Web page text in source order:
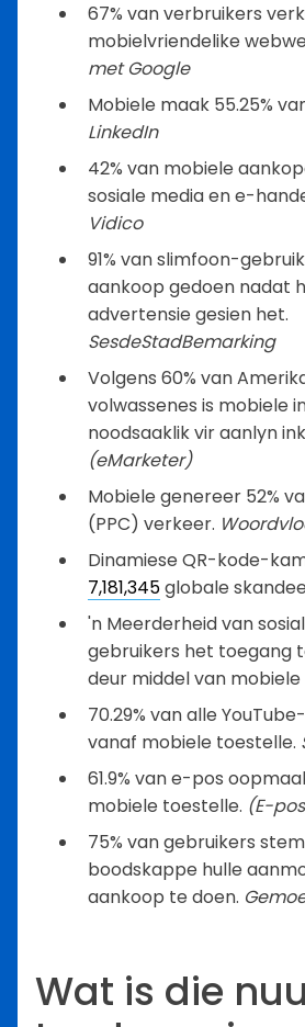
67% van verbruikers
mobielvriendelike
met Google
Mobiele maak 55.25%
LinkedIn
42% van mobiele
sosiale media en e-
Vidico
91% van slimfoon-
aankoop gedoen nadat
advertensie gesien het.
SesdeStadBemarking
Volgens 60% van
volwassenes is mobiele
noodsaaklik vir aanlyn
(eMarketer)
Mobiele genereer 52%
(PPC) verkeer.
Dinamiese QR-kode-
7,181,345globale
'n Meerderheid van
gebruikers het toegang
deur middel van
70.29% van alle
vanaf mobiele toestelle.
61.9% van e-pos
mobiele toestelle. (E-
75% van gebruikers
boodskappe hulle
aankoop te doen.
Wat is die